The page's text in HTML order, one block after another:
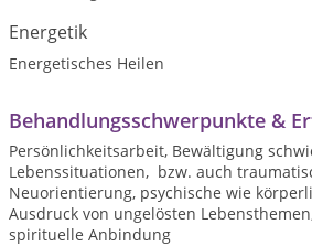
Energetik
Energetisches Heilen
Behandlungsschwerpunkte &
Persönlichkeitsarbeit, Bewältigung
Lebenssituationen, bzw. auch
Neuorientierung, psychische wie
Ausdruck von ungelösten
spirituelle Anbindung